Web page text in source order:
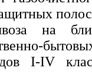
на
I-IV